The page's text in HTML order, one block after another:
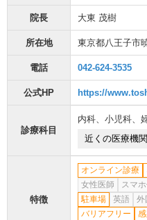
院長 大東 茂樹
所在地 東京都八王子市
電話 042-624-3535
公式HP https://
診療科目
内科、 小児科、
近くの医療機
特徴
オンライン診療
女性医師
スマ
駐車場
英語 外
バリアフリー